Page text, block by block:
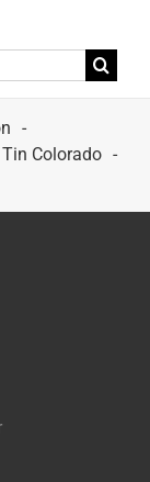
Tin Colorado